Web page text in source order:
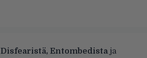
Disfearistä, Entombedistaja